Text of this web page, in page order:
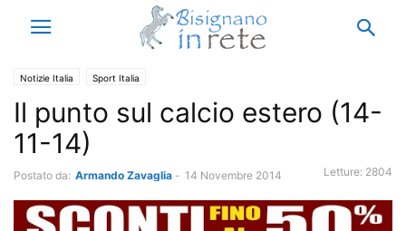
Notizie Italia Sport Italia
Il punto sul calcio estero (14-
11-14)
Postato da: Armando Zavaglia - 14 Novembre 2014 Letture: 2804